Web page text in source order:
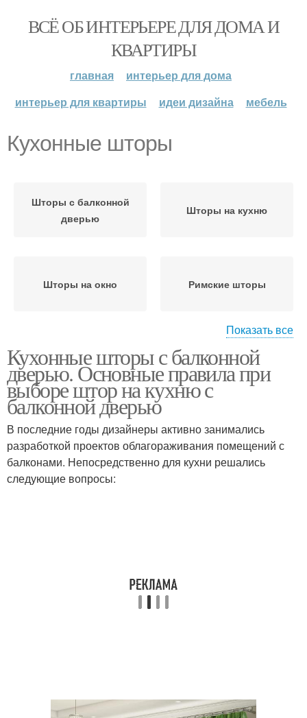
ВСЁ ОБ ИНТЕРЬЕРЕ ДЛЯ ДОМА И
КВАРТИРЫ
главная
интерьер для дома
интерьер для квартиры
идеи дизайна мебель
Кухонные шторы
Шторы с балконной
дверью
Шторы на кухню
Шторы на окно Римские шторы
Ткани для штор Шторы для кухни
Рулонные шторы Шторы из нитей
Классические шторы
Показать все
Кухонные шторы с балконной
дверью. Основные правила при
выборе штор на кухню с
балконной дверью
В последние годы дизайнеры активно занимались
разработкой проектов облагораживания помещений с
балконами. Непосредственно для кухни решались
следующие вопросы: